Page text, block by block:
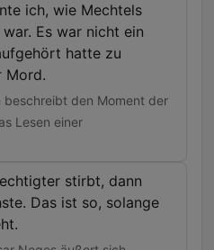
ich, wie Mechtels
Es war nicht ein
hatte zu
Mord.
beschreibt den Moment der
Lesen einer
stirbt, dann
Das ist so, solange